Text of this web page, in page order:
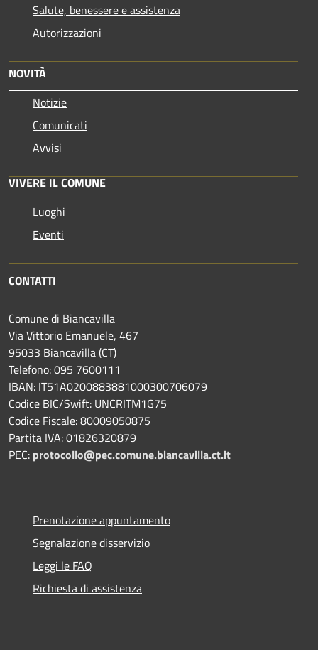
Salute, benessere e assistenza
Autorizzazioni
NOVITÀ
Notizie
Comunicati
Avvisi
VIVERE IL COMUNE
Luoghi
Eventi
CONTATTI
Comune di Biancavilla
Via Vittorio Emanuele, 467
95033 Biancavilla (CT)
Telefono: 095 7600111
IBAN: IT51A0200883881000300706079
Codice BIC/Swift: UNCRITM1G75
Codice Fiscale: 80009050875
Partita IVA: 01826320879
PEC: protocollo@pec.comune.biancavilla.ct.it
Prenotazione appuntamento
Segnalazione disservizio
Leggi le FAQ
Richiesta di assistenza